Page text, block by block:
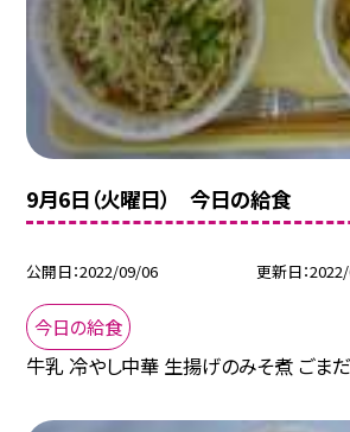
9月6日（火曜日） 今日の給食
公開日 2022/09/06 更新日
今日の給食
牛乳 冷やし中華 生揚げのみそ煮 ごま